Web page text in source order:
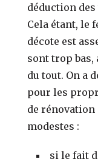
déduction
Cela étant, le
décote est
sont trop bas,
du tout. On a
pour les
de rénovation
modestes :
si le fait